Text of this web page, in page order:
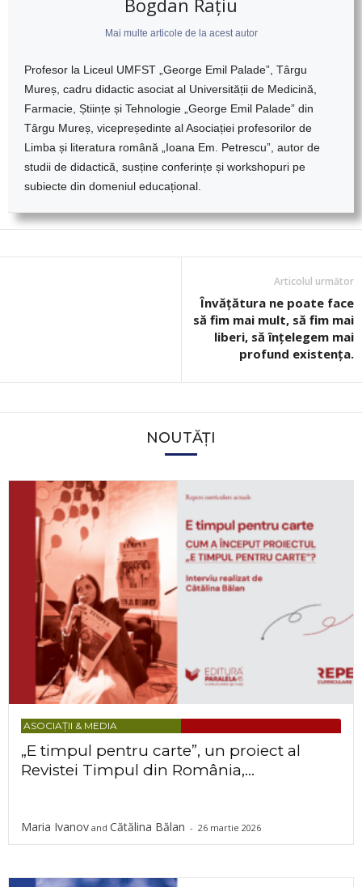
Bogdan Rațiu
Mai multe articole de la acest autor
Profesor la Liceul UMFST „George Emil Palade”, Târgu
Mureș, cadru didactic asociat al Universității de Medicină,
Farmacie, Științe și Tehnologie „George Emil Palade” din
Târgu Mureș, vicepreședinte al Asociației profesorilor de
Limba și literatura română „Ioana Em. Petrescu”, autor de
studii de didactică, susține conferințe și workshopuri pe
subiecte din domeniul educațional.
Articolul următor
Învățătura ne poate face
să fim mai mult, să fim mai
liberi, să înțelegem mai
profund existența.
NOUTĂȚI
ASOCIAȚII & MEDIA
„E timpul pentru carte”, un proiect al
Revistei Timpul din România,...
Maria Ivanov and Cătălina Bălan - 26 martie 2026